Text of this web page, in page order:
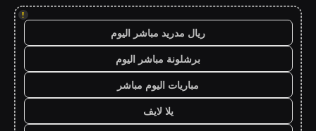
!
ريال مدريد مباشر اليوم
برشلونة مباشر اليوم
مباريات اليوم مباشر
يلا لايف